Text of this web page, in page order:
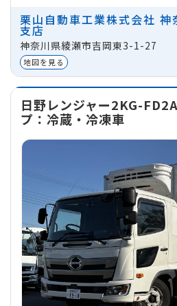
地域 神奈川県綾瀬市吉岡
貸出区分 法人
栗山自動車工業株式会社 神
支店
神奈川県綾瀬市吉岡東3-1-27
地図を見る
日野レンジャー2KG-
プ：冷蔵・冷凍車